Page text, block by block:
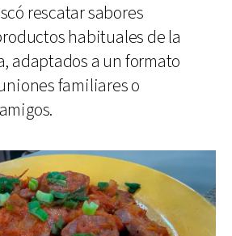
rescatar sabores
habituales de la
adaptados a un formato
familiares o